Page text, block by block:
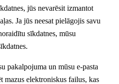
jūs nevarēsit izmantot
Ja jūs neesat pielāgojis savu
sīkdatnes, mūsu
pakalpojuma un mūsu e-pasta
mazus elektroniskus failus, kas